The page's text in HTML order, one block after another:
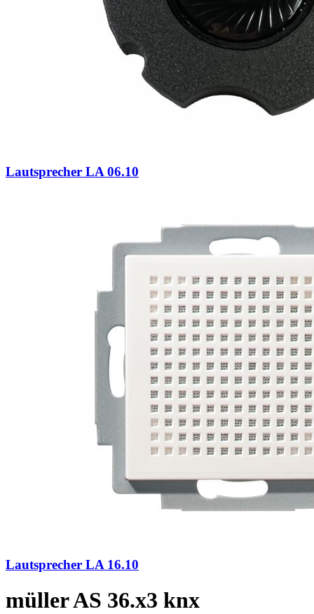
Lautsprecher LA 06.10
Lautsprecher LA 16.10
müller AS 36.x3 knx